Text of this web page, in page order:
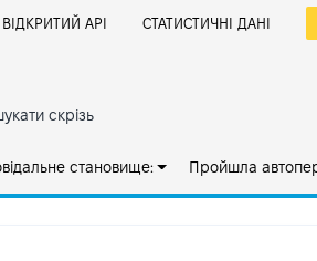
ВІДКРИТИЙ АРІ СТАТИСТИЧНІ ДАНІ
скрізь
становище: Пройшла